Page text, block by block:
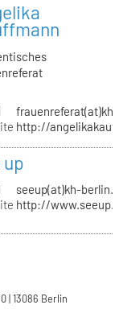
http://
up
seeup(at)kh-
http://
| 13086 Berlin